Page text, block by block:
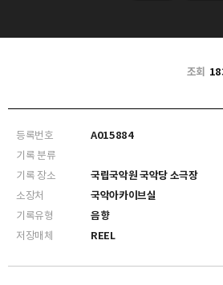
조회
등록번호
A015884
기록 분류
기록 장소
국립국악원 국악당 소극장
소장처
국악아카이브실
기록유형
음향
저장매체
REEL